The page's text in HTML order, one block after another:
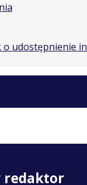
o udostępnienie
redaktor